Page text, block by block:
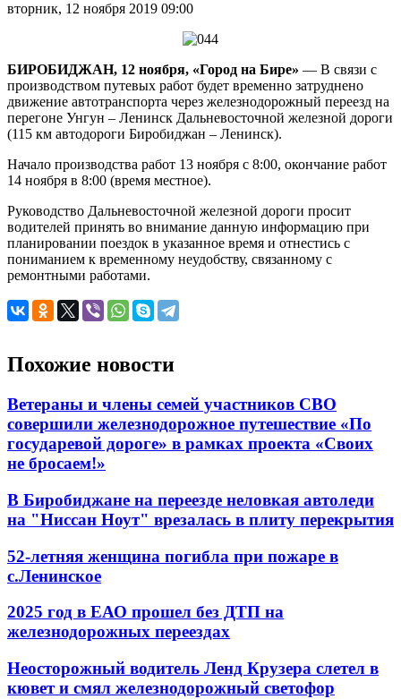
–
ЕАО
закроют
13-
14
ноября
вторник, 12 ноября 2019 09:00
БИРОБИДЖАН, 12 ноября, «Город на Бире» — В связи с
производством путевых работ будет временно затруднено
движение автотранспорта через железнодорожный переезд на
перегоне Унгун – Ленинск Дальневосточной железной дороги
(115 км автодороги Биробиджан – Ленинск).
Начало производства работ 13 ноября с 8:00, окончание работ
14 ноября в 8:00 (время местное).
Руководство Дальневосточной железной дороги просит
водителей принять во внимание данную информацию при
планировании поездок в указанное время и отнестись с
пониманием к временному неудобству, связанному с
ремонтными работами.
Похожие новости
Ветераны и члены семей участников СВО
совершили железнодорожное путешествие «По
государевой дороге» в рамках проекта «Своих
не бросаем!»
В Биробиджане на переезде неловкая автоледи
на "Ниссан Ноут" врезалась в плиту перекрытия
52-летняя женщина погибла при пожаре в
с.Ленинское
2025 год в ЕАО прошел без ДТП на
железнодорожных переездах
Неосторожный водитель Ленд Крузера слетел в
кювет и смял железнодорожный светофор